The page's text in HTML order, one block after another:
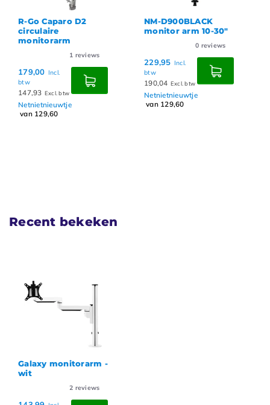
R-Go Caparo D2
circulaire
monitorarm
1 reviews
179,00 Incl.
btw
147,93 Excl. btw
Netnietnieuwtje
van 129,60
NM-D900BLACK
monitor arm 10-30"
0 reviews
229,95 Incl.
btw
190,04 Excl. btw
Netnietnieuwtje
van 129,60
Recent bekeken
Galaxy monitorarm -
wit
2 reviews